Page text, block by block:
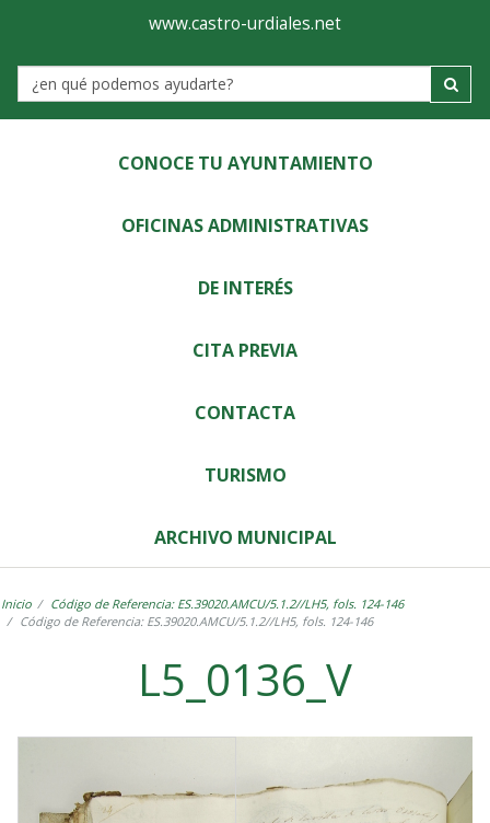
Ayuntamiento
de
Castro-
Urdiales
www.castro-urdiales.net
Label
CONOCE TU AYUNTAMIENTO
OFICINAS ADMINISTRATIVAS
DE INTERÉS
CITA PREVIA
CONTACTA
TURISMO
ARCHIVO MUNICIPAL
Inicio
Código de Referencia: ES.39020.AMCU/5.1.2//LH5, fols. 124-146
Código de Referencia: ES.39020.AMCU/5.1.2//LH5, fols. 124-146
L5_0136_V